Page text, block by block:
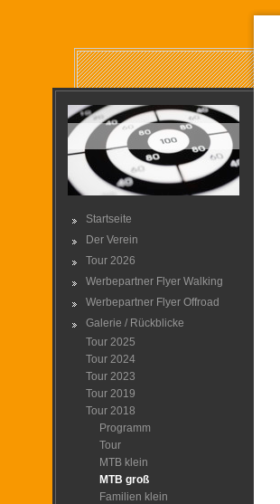
Startseite
Der Verein
Tour 2026
Werbepartner Flyer Walking
Werbepartner Flyer Offroad
Galerie / Rückblicke
Tour 2025
Tour 2024
Tour 2023
Tour 2019
Tour 2018
Programm
Tour
MTB klein
MTB groß
Familien klein